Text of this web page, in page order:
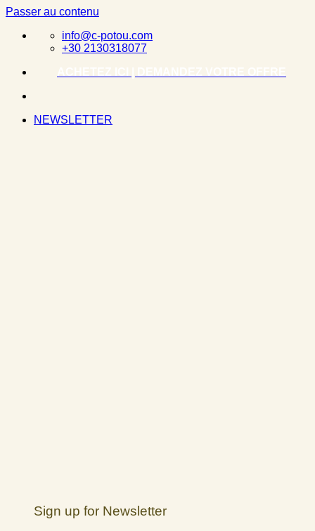
Passer au contenu
info@c-potou.com
+30 2130318077
NEWSLETTER
Sign up for Newsletter